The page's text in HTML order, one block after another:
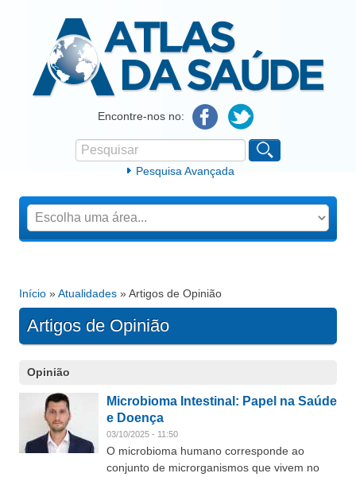
Atlas da SaúdeEncontre-nos no:
Formulário de procura
Pesquisar
Pesquisa Avançada
Está aqui
Início »Atualidades » Artigos de Opinião
Artigos de Opinião
Opinião
Microbioma Intestinal: Papel na Saúde
e Doença
03/10/2025 - 11:50
O microbioma humano corresponde ao
conjunto de microrganismos que vivem no